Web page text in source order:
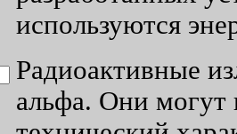
используются
Радиоактивные
альфа. Они могут